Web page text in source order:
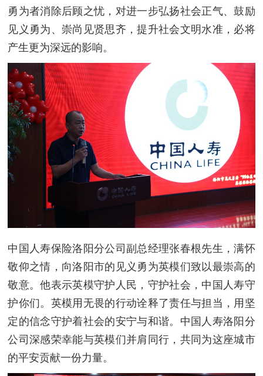
勇为者消除后顾之忧，对进一步弘扬社会正气、鼓励
见义勇为、崇尚见贤思齐，提升社会文明水准，必将
产生更为深远的影响。
中国人寿保险洛阳分公司副总经理张春根先生，满怀
敬仰之情，向洛阳市的见义勇为英模们致以最崇高的
敬意。他表示英模守护人民，守护社会，中国人寿守
护你们。英模用无畏的行动诠释了责任与担当，用坚
定的信念守护着社会的安宁与和谐。中国人寿洛阳分
公司深感荣幸能与英模们并肩同行，共同为这座城市
的平安贡献一份力量。